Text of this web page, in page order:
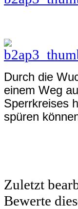
Durch die
einem Weg
Sperrkreises
spüren
Zuletzt
Bewerte